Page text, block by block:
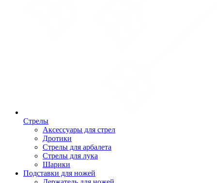
Стрелы
Аксессуары для стрел
Дротики
Стрелы для арбалета
Стрелы для лука
Шарики
Подставки для ножей